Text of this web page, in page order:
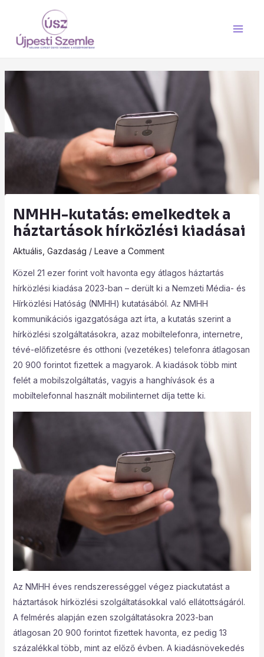
content
NMHH-kutatás: emelkedtek a
háztartások hírközlési kiadásai
Aktuális Gazdaság / Leave a Comment
Közel 21 ezer forint volt havonta egy átlagos háztartás
hírközlési kiadása 2023-ban – derült ki a Nemzeti Média- és
Hírközlési Hatóság (NMHH) kutatásából. Az NMHH
kommunikációs igazgatósága azt írta, a kutatás szerint a
hírközlési szolgáltatásokra, azaz mobiltelefonra, internetre,
tévé-előfizetésre és otthoni (vezetékes) telefonra átlagosan
20 900 forintot fizettek a magyarok. A kiadások több mint
felét a mobilszolgáltatás, vagyis a hanghívások és a
mobiltelefonnal használt mobilinternet díja tette ki.
Az NMHH éves rendszerességgel végez piackutatást a
háztartások hírközlési szolgáltatásokkal való ellátottságáról.
A felmérés alapján ezen szolgáltatásokra 2023-ban
átlagosan 20 900 forintot fizettek havonta, ez pedig 13
százalékkal több, mint az előző évben. A kiadásnövekedés